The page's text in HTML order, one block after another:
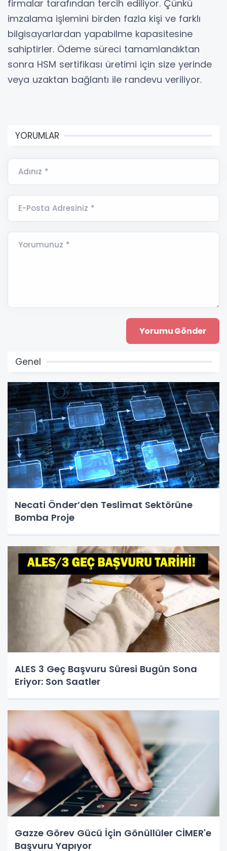
firmalar tarafından tercih ediliyor. Çünkü
imzalama işlemini birden fazla kişi ve farklı
bilgisayarlardan yapabilme kapasitesine
sahiptirler. Ödeme süreci tamamlandıktan
sonra HSM sertifikası üretimi için size yerinde
veya uzaktan bağlantı ile randevu veriliyor.
YORUMLAR
Adınız *
E-Posta Adresiniz *
Yorumunuz *
Genel
Necati Önder’den Teslimat Sektörüne
Bomba Proje
ALES 3 Geç Başvuru Süresi Bugün Sona
Eriyor: Son Saatler
Gazze Görev Gücü İçin Gönüllüler CİMER'e
Başvuru Yapıyor